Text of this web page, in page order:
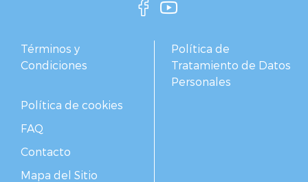
Términos y
Condiciones
Política de
Tratamiento de Datos
Personales
Política de cookies
FAQ
Contacto
Mapa del Sitio